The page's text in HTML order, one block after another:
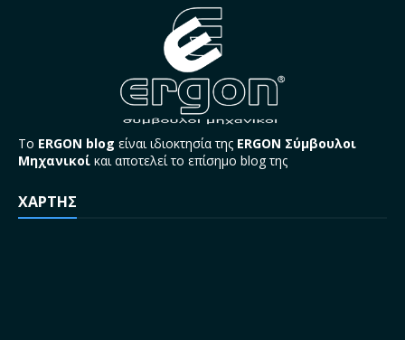
Το ERGON blog είναι ιδιοκτησία της ERGON Σύμβουλοι
Μηχανικοί και αποτελεί το επίσημο blog της
ΧΑΡΤΗΣ